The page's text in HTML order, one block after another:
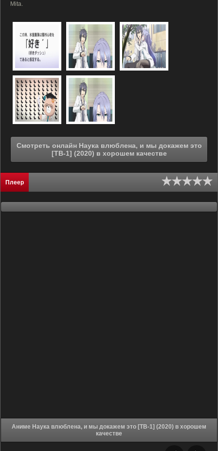
Mita.
Смотреть онлайн Наука влюблена, и мы докажем это
[ТВ-1] (2020) в хорошем качестве
Плеер
Аниме Наука влюблена, и мы докажем это [ТВ-1] (2020) в хорошем
качестве